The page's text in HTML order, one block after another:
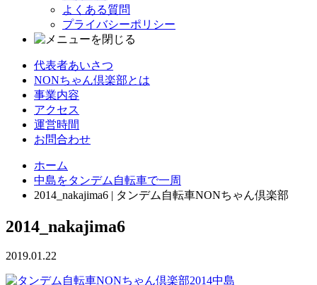
よくある質問
プライバシーポリシー
代表者あいさつ
NONちゃん倶楽部とは
事業内容
アクセス
運営時間
お問合わせ
ホーム
中島をタンデム自転車で一周
2014_nakajima6 | タンデム自転車NONちゃん倶楽部
2014_nakajima6
2019.01.22